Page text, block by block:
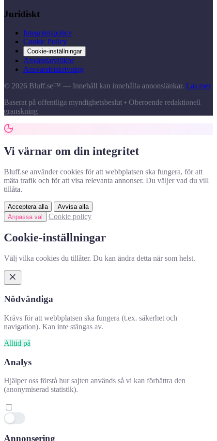
Juridiskt
Integritetspolicy
Cookie Policy
Cookie-inställningar
Användarvillkor
Ansvarsfriskrivning
© 2026 Bluff.se™ — Innehåll kan innehålla annonslänkar. Läs mer
Baserat på offentliga myndighetsbeslut • Oberoende redaktionell
granskning
Vi värnar om din integritet
Bluff.se använder cookies för att webbplatsen ska fungera, för att
mäta trafik och för att visa relevanta annonser. Du väljer vad du vill
tillåta.
Acceptera alla
Avvisa alla
Anpassa val
Cookie policy
Cookie-inställningar
Välj vilka cookies du tillåter. Du kan ändra detta när som helst.
Nödvändiga
Krävs för att webbplatsen ska fungera (t.ex. säkerhet och
navigation). Kan inte stängas av.
Alltid på
Analys
Hjälper oss förstå hur sajten används så vi kan förbättra den
(anonymiserad statistik).
Annonsering